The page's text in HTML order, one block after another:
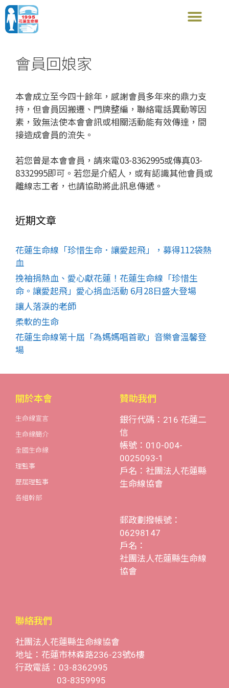
會員回娘家
本會成立至今四十餘年，感謝會員多年來的鼎力支
持，但會員因搬遷、門牌整編，聯絡電話異動等因
素，致無法使本會會訊或相關活動能有效傳達，間
接造成會員的流失。
若您曾是本會會員，請來電03-8362995或傳真03-
8332995即可。若您是介紹人，或有認識其他會員或
離線志工者，也請協助將此訊息傳遞。
近期文章
花蓮生命線「珍惜生命．讓愛起飛」，募得112袋熱
血
挽袖捐熱血、愛心獻花蓮！花蓮生命線「珍惜生
命。讓愛起飛」愛心捐血活動 6月28日盛大登場
讓人落淚的老師
柔軟的生命
花蓮生命線第十屆「為媽媽唱首歌」音樂會溫馨登
場
關於本會
生命線宣言
生命線簡介
全國生命線
理監事
歷屆理監事
各組幹部
贊助我們
銀行代碼：216 花蓮二
信
帳號：010-004-
0025093-1
戶名：社團法人花蓮縣
生命線協會
郵政劃撥帳號：
06298147
戶名：
社團法人花蓮縣生命線
協會
聯絡我們
社團法人花蓮縣生命線協會
地址：花蓮市林森路236-23號6樓
行政電話：03-8362995
03-8359995